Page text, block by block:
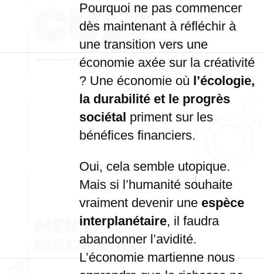
Pourquoi ne pas commencer
dès maintenant à réfléchir à
une transition vers une
économie axée sur la créativité
? Une économie où l’écologie,
la durabilité et le progrès
sociétal priment sur les
bénéfices financiers.
Oui, cela semble utopique.
Mais si l’humanité souhaite
vraiment devenir une espèce
interplanétaire, il faudra
abandonner l’avidité.
L’économie martienne nous